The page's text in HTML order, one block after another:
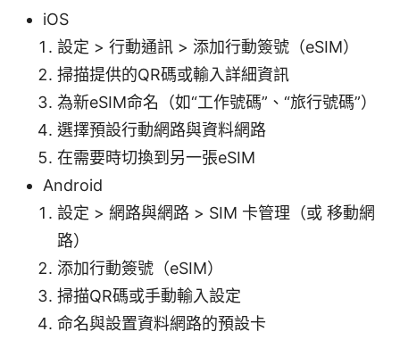
iOS
設定 > 行動通訊 > 添加行動簽號（eSIM）
掃描提供的QR碼或輸入詳細資訊
為新eSIM命名（如“工作號碼”、“旅行號碼”）
選擇預設行動網路與資料網路
在需要時切換到另一張eSIM
Android
設定 > 網路與網路 > SIM 卡管理（或 移動網
路）
添加行動簽號（eSIM）
掃描QR碼或手動輸入設定
命名與設置資料網路的預設卡